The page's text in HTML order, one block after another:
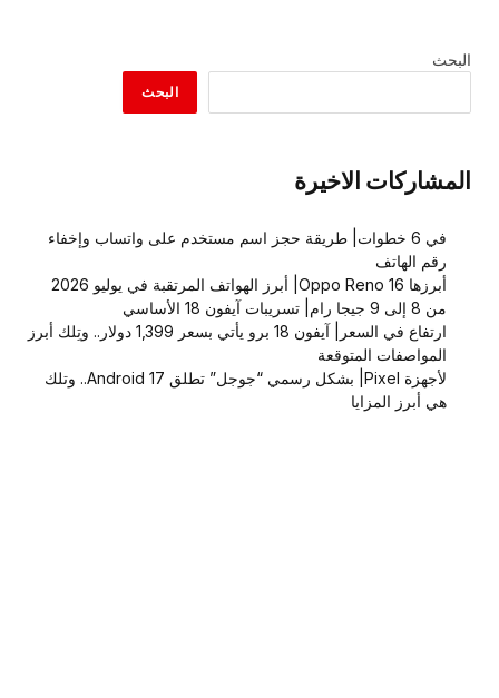
البحث
البحث
المشاركات الاخيرة
في 6 خطوات| طريقة حجز اسم مستخدم على واتساب وإخفاء
رقم الهاتف
أبرزها Oppo Reno 16| أبرز الهواتف المرتقبة في يوليو 2026
من 8 إلى 9 جيجا رام| تسريبات آيفون 18 الأساسي
ارتفاع في السعر| آيفون 18 برو يأتي بسعر 1,399 دولار.. وتِلك أبرز
المواصفات المتوقعة
لأجهزة Pixel| بشكل رسمي “جوجل” تطلق Android 17.. وتلك
هي أبرز المزايا